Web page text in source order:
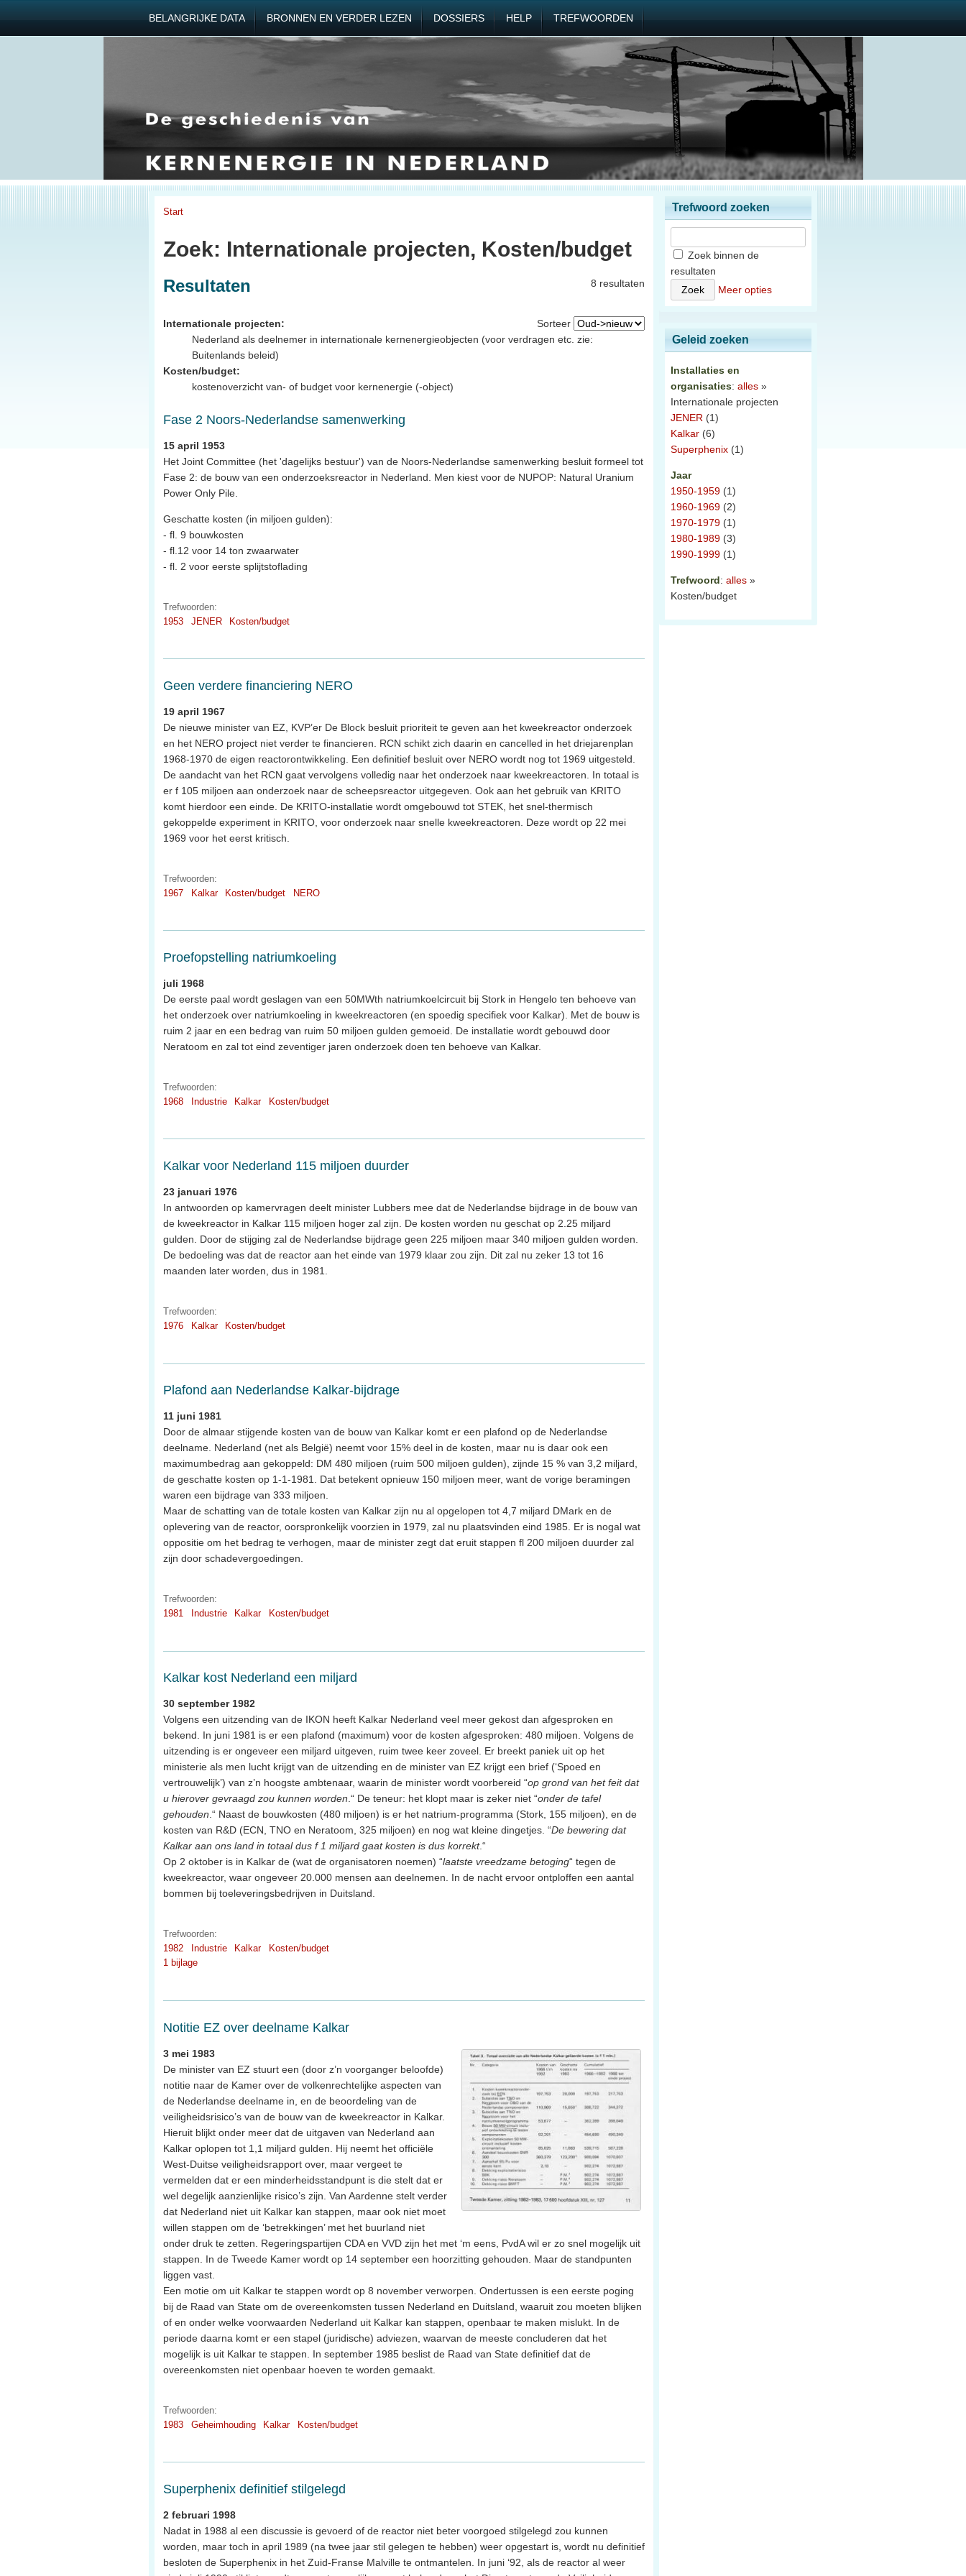
BELANGRIJKE DATA BRONNEN EN VERDER LEZEN DOSSIERS HELP TREFWOORDEN
Start
Zoek: Internationale projecten, Kosten/budget
8 resultaten
Resultaten
Sorteer
Internationale projecten:
Nederland als deelnemer in internationale kernenergieobjecten (voor verdragen etc. zie:
Buitenlands beleid)
Kosten/budget:
kostenoverzicht van- of budget voor kernenergie (-object)
Fase 2 Noors-Nederlandse samenwerking
15 april 1953
Het Joint Committee (het 'dagelijks bestuur') van de Noors-Nederlandse samenwerking besluit formeel tot
Fase 2: de bouw van een onderzoeksreactor in Nederland. Men kiest voor de NUPOP: Natural Uranium
Power Only Pile.
Geschatte kosten (in miljoen gulden):
- fl. 9 bouwkosten
- fl.12 voor 14 ton zwaarwater
- fl. 2 voor eerste splijtstoflading
Trefwoorden:
1953
JENER Kosten/budget
Geen verdere financiering NERO
19 april 1967
De nieuwe minister van EZ, KVP’er De Block besluit prioriteit te geven aan het kweekreactor onderzoek
en het NERO project niet verder te financieren. RCN schikt zich daarin en cancelled in het driejarenplan
1968-1970 de eigen reactorontwikkeling. Een definitief besluit over NERO wordt nog tot 1969 uitgesteld.
De aandacht van het RCN gaat vervolgens volledig naar het onderzoek naar kweekreactoren. In totaal is
er f 105 miljoen aan onderzoek naar de scheepsreactor uitgegeven. Ook aan het gebruik van KRITO
komt hierdoor een einde. De KRITO-installatie wordt omgebouwd tot STEK, het snel-thermisch
gekoppelde experiment in KRITO, voor onderzoek naar snelle kweekreactoren. Deze wordt op 22 mei
1969 voor het eerst kritisch.
Trefwoorden:
1967
Kalkar Kosten/budget NERO
Proefopstelling natriumkoeling
juli 1968
De eerste paal wordt geslagen van een 50MWth natriumkoelcircuit bij Stork in Hengelo ten behoeve van
het onderzoek over natriumkoeling in kweekreactoren (en spoedig specifiek voor Kalkar). Met de bouw is
ruim 2 jaar en een bedrag van ruim 50 miljoen gulden gemoeid. De installatie wordt gebouwd door
Neratoom en zal tot eind zeventiger jaren onderzoek doen ten behoeve van Kalkar.
Trefwoorden:
1968
Industrie Kalkar Kosten/budget
Kalkar voor Nederland 115 miljoen duurder
23 januari 1976
In antwoorden op kamervragen deelt minister Lubbers mee dat de Nederlandse bijdrage in de bouw van
de kweekreactor in Kalkar 115 miljoen hoger zal zijn. De kosten worden nu geschat op 2.25 miljard
gulden. Door de stijging zal de Nederlandse bijdrage geen 225 miljoen maar 340 miljoen gulden worden.
De bedoeling was dat de reactor aan het einde van 1979 klaar zou zijn. Dit zal nu zeker 13 tot 16
maanden later worden, dus in 1981.
Trefwoorden:
1976
Kalkar Kosten/budget
Plafond aan Nederlandse Kalkar-bijdrage
11 juni 1981
Door de almaar stijgende kosten van de bouw van Kalkar komt er een plafond op de Nederlandse
deelname. Nederland (net als België) neemt voor 15% deel in de kosten, maar nu is daar ook een
maximumbedrag aan gekoppeld: DM 480 miljoen (ruim 500 miljoen gulden), zijnde 15 % van 3,2 miljard,
de geschatte kosten op 1-1-1981. Dat betekent opnieuw 150 miljoen meer, want de vorige beramingen
waren een bijdrage van 333 miljoen.
Maar de schatting van de totale kosten van Kalkar zijn nu al opgelopen tot 4,7 miljard DMark en de
oplevering van de reactor, oorspronkelijk voorzien in 1979, zal nu plaatsvinden eind 1985. Er is nogal wat
oppositie om het bedrag te verhogen, maar de minister zegt dat eruit stappen fl 200 miljoen duurder zal
zijn door schadevergoedingen.
Trefwoorden:
1981
Industrie Kalkar Kosten/budget
Kalkar kost Nederland een miljard
30 september 1982
Volgens een uitzending van de IKON heeft Kalkar Nederland veel meer gekost dan afgesproken en
bekend. In juni 1981 is er een plafond (maximum) voor de kosten afgesproken: 480 miljoen. Volgens de
uitzending is er ongeveer een miljard uitgeven, ruim twee keer zoveel. Er breekt paniek uit op het
ministerie als men lucht krijgt van de uitzending en de minister van EZ krijgt een brief (‘Spoed en
vertrouwelijk’) van z’n hoogste ambtenaar, waarin de minister wordt voorbereid “op grond van het feit dat
u hierover gevraagd zou kunnen worden.“ De teneur: het klopt maar is zeker niet “onder de tafel
gehouden.“ Naast de bouwkosten (480 miljoen) is er het natrium-programma (Stork, 155 miljoen), en de
kosten van R&D (ECN, TNO en Neratoom, 325 miljoen) en nog wat kleine dingetjes. “De bewering dat
Kalkar aan ons land in totaal dus f 1 miljard gaat kosten is dus korrekt.“
Op 2 oktober is in Kalkar de (wat de organisatoren noemen) “laatste vreedzame betoging“ tegen de
kweekreactor, waar ongeveer 20.000 mensen aan deelnemen. In de nacht ervoor ontploffen een aantal
bommen bij toeleveringsbedrijven in Duitsland.
Trefwoorden:
1982
Industrie Kalkar
Kosten/budget
1 bijlage
Notitie EZ over deelname Kalkar
3 mei 1983
De minister van EZ stuurt een (door z’n voorganger beloofde)
notitie naar de Kamer over de volkenrechtelijke aspecten van
de Nederlandse deelname in, en de beoordeling van de
veiligheidsrisico’s van de bouw van de kweekreactor in Kalkar.
Hieruit blijkt onder meer dat de uitgaven van Nederland aan
Kalkar oplopen tot 1,1 miljard gulden. Hij neemt het officiële
West-Duitse veiligheidsrapport over, maar vergeet te
vermelden dat er een minderheidsstandpunt is die stelt dat er
wel degelijk aanzienlijke risico’s zijn. Van Aardenne stelt verder
dat Nederland niet uit Kalkar kan stappen, maar ook niet moet
willen stappen om de ‘betrekkingen’ met het buurland niet
onder druk te zetten. Regeringspartijen CDA en VVD zijn het met ‘m eens, PvdA wil er zo snel mogelijk uit
stappen. In de Tweede Kamer wordt op 14 september een hoorzitting gehouden. Maar de standpunten
liggen vast.
Een motie om uit Kalkar te stappen wordt op 8 november verworpen. Ondertussen is een eerste poging
bij de Raad van State om de overeenkomsten tussen Nederland en Duitsland, waaruit zou moeten blijken
of en onder welke voorwaarden Nederland uit Kalkar kan stappen, openbaar te maken mislukt. In de
periode daarna komt er een stapel (juridische) adviezen, waarvan de meeste concluderen dat het
mogelijk is uit Kalkar te stappen. In september 1985 beslist de Raad van State definitief dat de
overeenkomsten niet openbaar hoeven te worden gemaakt.
Trefwoorden:
1983
Geheimhouding Kalkar Kosten/budget
Superphenix definitief stilgelegd
2 februari 1998
Nadat in 1988 al een discussie is gevoerd of de reactor niet beter voorgoed stilgelegd zou kunnen
worden, maar toch in april 1989 (na twee jaar stil gelegen te hebben) weer opgestart is, wordt nu definitief
besloten de Superphenix in het Zuid-Franse Malville te ontmantelen. In juni ‘92, als de reactor al weer
Trefwoord zoeken
Zoek binnen de
resultaten
Meer opties
Geleid zoeken
Installaties en
organisaties: alles »
Internationale projecten
JENER (1)
Kalkar (6)
Superphenix (1)
Jaar
1950-1959 (1)
1960-1969 (2)
1970-1979 (1)
1980-1989 (3)
1990-1999 (1)
Trefwoord: alles »
Kosten/budget